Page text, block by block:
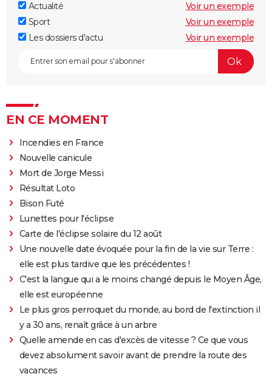
Actualité
Voir un exemple
Sport
Voir un exemple
Les dossiers d'actu
Voir un exemple
EN CE MOMENT
Incendies en France
Nouvelle canicule
Mort de Jorge Messi
Résultat Loto
Bison Futé
Lunettes pour l'éclipse
Carte de l'éclipse solaire du 12 août
Une nouvelle date évoquée pour la fin de la vie sur Terre :
elle est plus tardive que les précédentes !
C'est la langue qui a le moins changé depuis le Moyen Âge,
elle est européenne
Le plus gros perroquet du monde, au bord de l'extinction il
y a 30 ans, renaît grâce à un arbre
Quelle amende en cas d'excès de vitesse ? Ce que vous
devez absolument savoir avant de prendre la route des
vacances